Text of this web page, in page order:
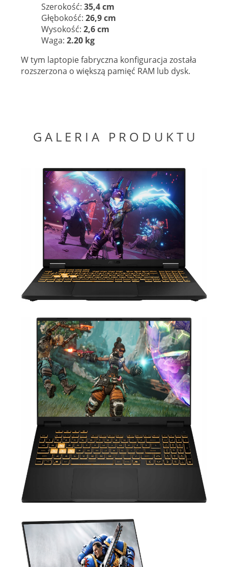
Szerokość: 35,4 cm
Głębokość: 26,9 cm
Wysokość: 2,6 cm
Waga: 2.20 kg
W tym laptopie fabryczna konfiguracja została
rozszerzona o większą pamięć RAM lub dysk.
G A L E R I A P R O D U K T U